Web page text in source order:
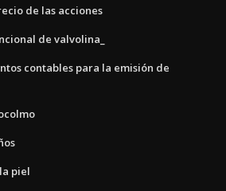
de las acciones
de valvolina_
contables para la emisión de
piel